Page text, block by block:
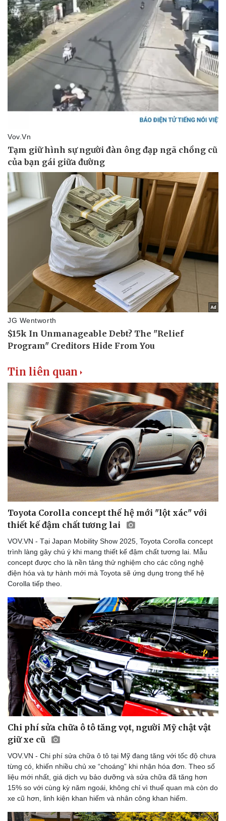
Thể thao
Bóng đá
Lịch thi đấu bóng đá
Thế giới thể thao
eSports
Hậu trường
Ô tô - Xe máy
Ô tô
Xe máy
Tư vấn
Tin liên quan
Toyota Corolla concept thế hệ mới "lột xác" với
thiết kế đậm chất tương lai
VOV.VN - Tại Japan Mobility Show 2025, Toyota Corolla concept
trình làng gây chú ý khi mang thiết kế đậm chất tương lai. Mẫu
concept được cho là nền tảng thử nghiệm cho các công nghệ
điện hóa và tự hành mới mà Toyota sẽ ứng dụng trong thế hệ
Corolla tiếp theo.
Chi phí sửa chữa ô tô tăng vọt, người Mỹ chật vật
giữ xe cũ
VOV.VN - Chi phí sửa chữa ô tô tại Mỹ đang tăng với tốc độ chưa
từng có, khiến nhiều chủ xe “choáng” khi nhận hóa đơn. Theo số
liệu mới nhất, giá dịch vụ bảo dưỡng và sửa chữa đã tăng hơn
15% so với cùng kỳ năm ngoái, không chỉ vì thuế quan mà còn do
xe cũ hơn, linh kiện khan hiếm và nhân công khan hiếm.